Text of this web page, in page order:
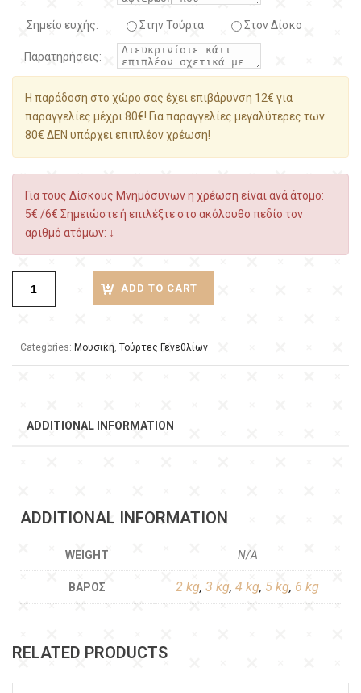
Σημείο ευχής: Στην Τούρτα Στον Δίσκο
Παρατηρήσεις:
Η παράδοση στο χώρο σας έχει επιβάρυνση 12€ για
παραγγελίες μέχρι 80€! Για παραγγελίες μεγαλύτερες των
80€ ΔΕΝ υπάρχει επιπλέον χρέωση!
Για τους Δίσκους Μνημόσυνων η χρέωση είναι ανά άτομο:
5€ /6€ Σημειώστε ή επιλέξτε στο ακόλουθο πεδίο τον
αριθμό ατόμων: ↓
ADD TO CART
Categories: Μουσικη Τούρτες Γενεθλίων
ADDITIONAL INFORMATION
ADDITIONAL INFORMATION
WEIGHT N/A
ΒΆΡΟΣ 2 kg, 3 kg, 4 kg, 5 kg, 6 kg
RELATED PRODUCTS